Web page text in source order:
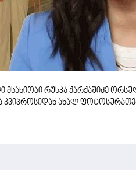
მსახიობი რუსკა ქარქაშიძე
კვიპროსიდან ახალ